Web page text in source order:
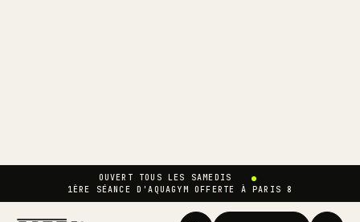
OUVERT TOUS LES SAMEDIS
1ÈRE SÉANCE D'AQUAGYM OFFERTE À PARIS 8